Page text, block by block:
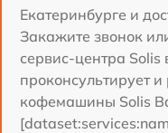
Екатеринбурге и
Закажите звонок
сервис-центра Solis
проконсультирует и
кофемашины Solis